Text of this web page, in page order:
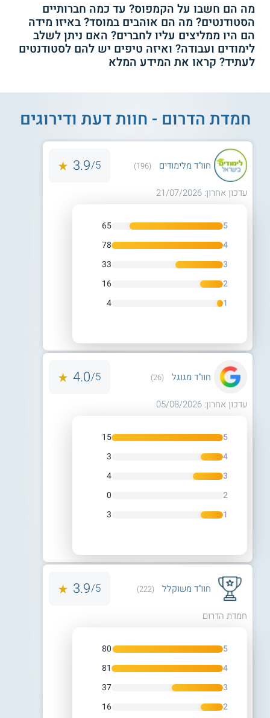
מה הם חשבו על הקמפוס? עד כמה חברותיים
הסטודנטים? מה הם אוהבים במוסד? באיזו מידה
הם היו ממליצים עליו לחברים? האם ניתן לשלב
לימודים ועבודה? ואיזה טיפים יש להם לסטודנטים
לעתיד? קראו את המידע המלא
חמדת הדרום - חוות דעת ודירוגים
חוו"ד מלימודים (196)
5/
3.9
עדכון אחרון: 21/07/2026
5
65
4
78
3
33
2
16
1
4
חוו"ד מגוגל (26)
5/
4.0
עדכון אחרון: 05/08/2026
5
15
4
3
3
4
2
0
1
3
חוו"ד משוקלל (222)
5/
3.9
חמדת הדרום
5
80
4
81
3
37
2
16